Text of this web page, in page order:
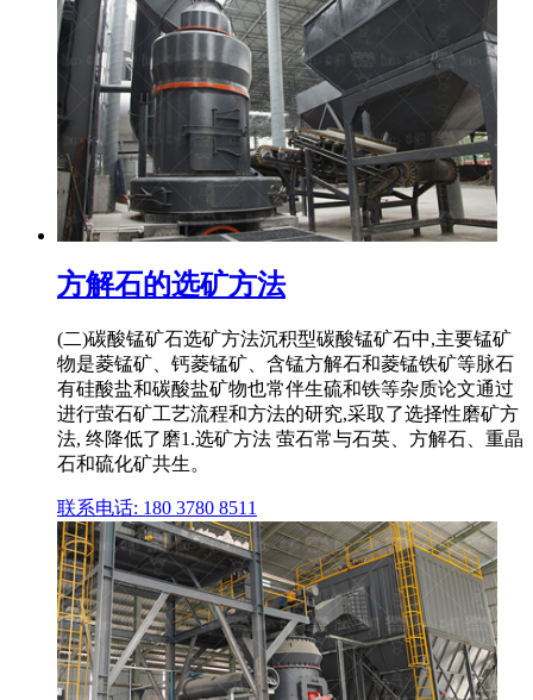
方解石的选矿方法
(二)碳酸锰矿石选矿方法沉积型碳酸锰矿石中,主要锰矿
物是菱锰矿、钙菱锰矿、含锰方解石和菱锰铁矿等脉石
有硅酸盐和碳酸盐矿物也常伴生硫和铁等杂质论文通过
进行萤石矿工艺流程和方法的研究,采取了选择性磨矿方
法, 终降低了磨1.选矿方法 萤石常与石英、方解石、重晶
石和硫化矿共生。
联系电话: 180 3780 8511